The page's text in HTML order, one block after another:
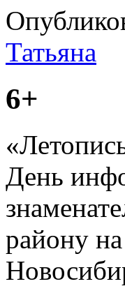
Татьяна
6+
День
району